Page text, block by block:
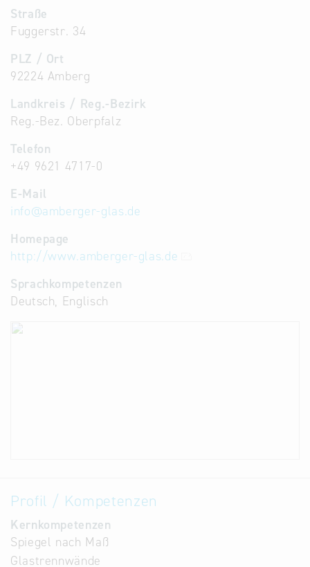
Straße
Fuggerstr. 34
PLZ / Ort
92224 Amberg
Landkreis / Reg.-Bezirk
Reg.-Bez. Oberpfalz
Telefon
+49 9621 4717-0
E-Mail
info@amberger-glas.de
Homepage
http://www.amberger-glas.de
Sprachkompetenzen
Deutsch, Englisch
Profil / Kompetenzen
Kernkompetenzen
Spiegel nach Maß
Glastrennwände